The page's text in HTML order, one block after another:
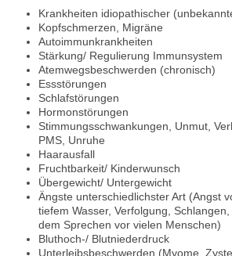
Krankheiten idiopathischer
Kopfschmerzen, Migräne
Autoimmunkrankheiten
Stärkung/ Regulierung Immunsystem
Atemwegsbeschwerden (chronisch)
Essstörungen
Schlafstörungen
Hormonstörungen
Stimmungsschwankungen, Unmut,
PMS, Unruhe
Haarausfall
Fruchtbarkeit/ Kinderwunsch
Übergewicht/ Untergewicht
Ängste unterschiedlichster Art (Angst
tiefem Wasser, Verfolgung,
dem Sprechen vor vielen Menschen)
Bluthoch-/ Blutniederdruck
Unterleibsbeschwerden (Myome,